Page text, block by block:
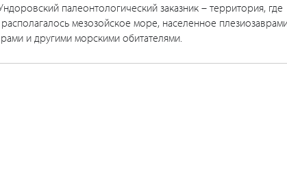
палеонтологический заказник – территория, где
располагалось мезозойское море, населенное
и другими морскими обитателями.